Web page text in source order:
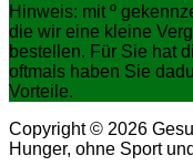
Hinweis: mit º
die wir eine kleine
bestellen. Für Sie hat
oftmals haben Sie
Vorteile.
Copyright © 2026
Hunger, ohne Sport